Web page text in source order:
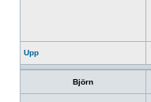
Upp
Björn